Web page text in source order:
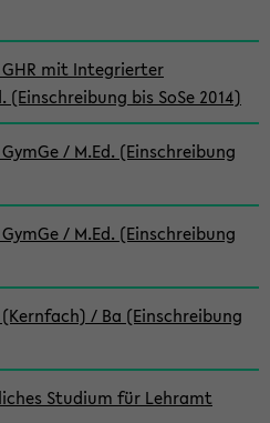
mit Integrierter
bis SoSe 2014)
/ M.Ed. (Einschreibung
/ M.Ed. (Einschreibung
/ Ba (Einschreibung
Studium für Lehramt